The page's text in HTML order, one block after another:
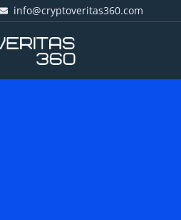
info@cryptoveritas360.com